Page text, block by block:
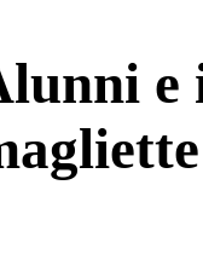
e